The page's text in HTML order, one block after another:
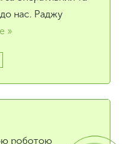
до нас. Раджу
»
роботою